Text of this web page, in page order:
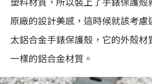
原廠的設計美感，這時候就該考慮
太鋁合金手錶保護殼，它的外殻材
一樣的鋁合金材質。